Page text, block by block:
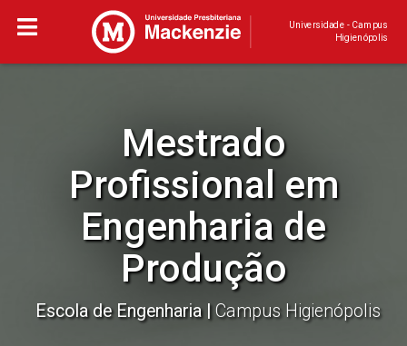
Universidade - Campus
Higienópolis
Mestrado
Profissional em
Engenharia de
Produção
Escola de Engenharia Campus Higienópolis